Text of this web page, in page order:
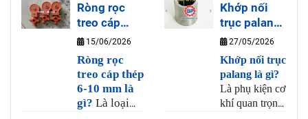
điều khiển cho
tay bấm cầu
trục có nhiều
sợi thép chịu
lực có khả
năng uốn dẻo
và chịu lực,
nơi bán ròng
rọc cẩu hàng
uy tín và chất
Bách Phương
có bán sẳn
ròng rọc từ
20kg đến 3
Ròng rọc
treo cáp
thép 6-10
mm là gì?
15/06/2026
Ròng rọc
treo cáp thép
6-10 mm là
gì? Là loại
Khớp nối
trục palang
là gì?
27/05/2026
Khớp nối trục
palang là gì?
Là phụ kiện cơ
khí quan trọng